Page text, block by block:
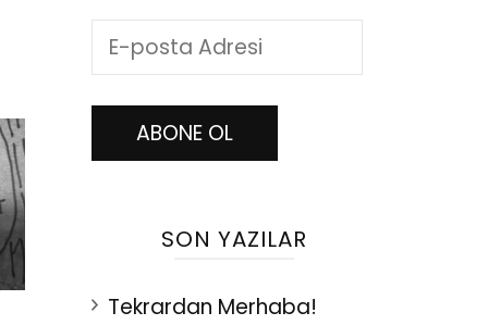
E-
posta
Adresi
ABONE OL
SON YAZILAR
Tekrardan Merhaba!